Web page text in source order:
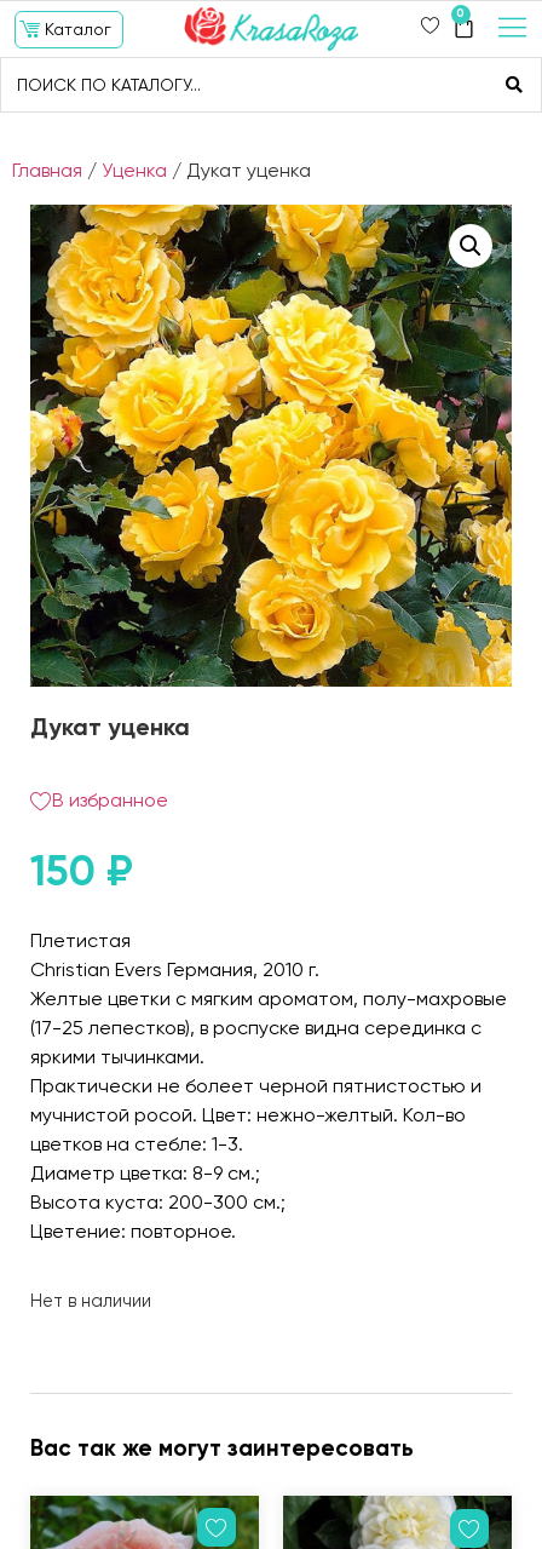
Каталог
0
Главная / Уценка / Дукат уценка
Дукат уценка
В избранное
150 ₽
Плетистая
Christian Evers Германия, 2010 г.
Желтые цветки с мягким ароматом, полу-махровые
(17-25 лепестков), в роспуске видна серединка с
яркими тычинками.
Практически не болеет черной пятнистостью и
мучнистой росой. Цвет: нежно-желтый. Кол-во
цветков на стебле: 1-3.
Диаметр цветка: 8-9 см.;
Высота куста: 200-300 см.;
Цветение: повторное.
Нет в наличии
Вас так же могут заинтересовать